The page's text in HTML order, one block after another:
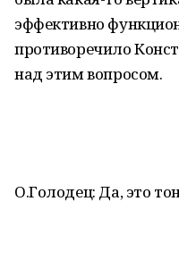
эффективно
противоречило
над этим вопросом.
О.Голодец: Да, это